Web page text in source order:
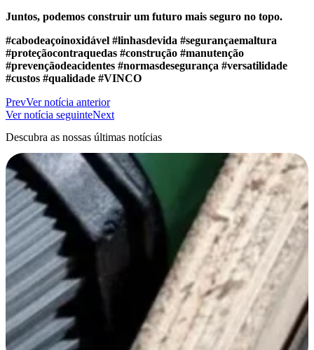
Juntos, podemos construir um futuro mais seguro no topo.
#cabodeaçoinoxidável #linhasdevida #segurançaemaltura
#proteçãocontraquedas #construção #manutenção
#prevençãodeacidentes #normasdesegurança #versatilidade
#custos #qualidade #VINCO
PrevVer notícia anterior
Ver notícia seguinteNext
Descubra as nossas últimas notícias